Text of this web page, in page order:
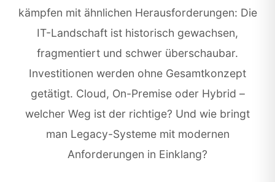
kämpfen mit ähnlichen Herausforderungen: Die
IT-Landschaft ist historisch gewachsen,
fragmentiert und schwer überschaubar.
Investitionen werden ohne Gesamtkonzept
getätigt. Cloud, On-Premise oder Hybrid –
welcher Weg ist der richtige? Und wie bringt
man Legacy-Systeme mit modernen
Anforderungen in Einklang?